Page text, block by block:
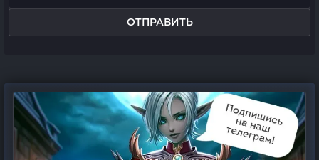
ОТПРАВИТЬ